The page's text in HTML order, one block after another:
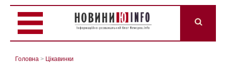
Головна > Цікавинки